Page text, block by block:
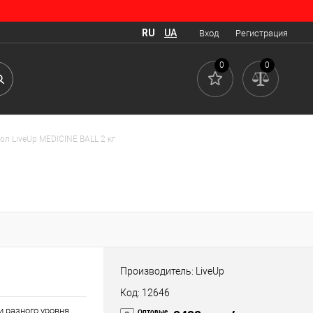
Вход Регистрация
RU UA
0 0
LiveUp MEDICINE BALL 2 кг
разного уровня
Производитель: LiveUp
Код: 12646